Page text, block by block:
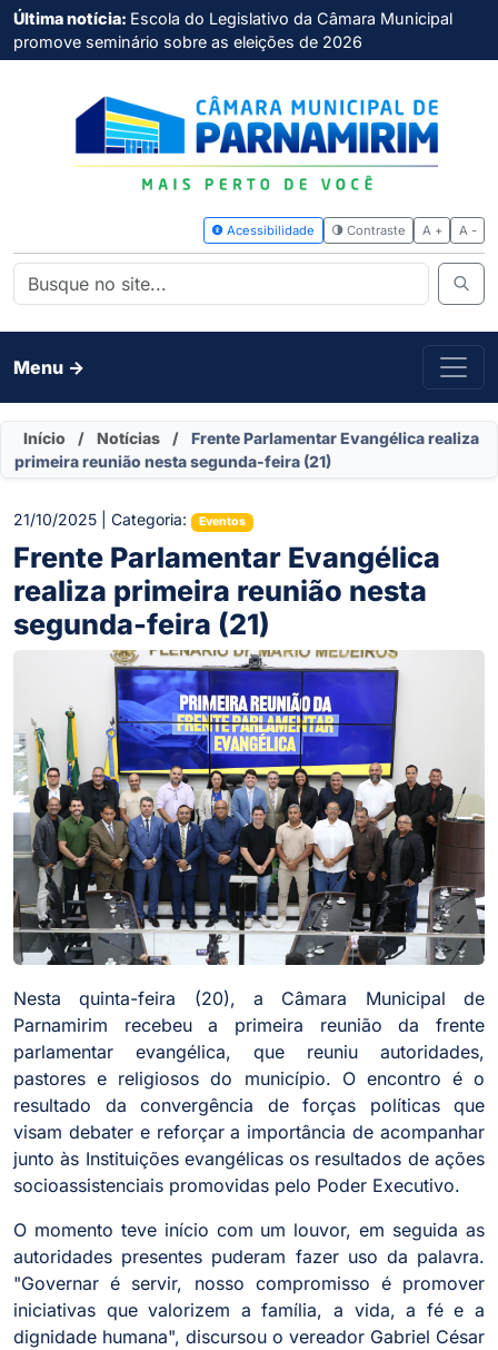
Última notícia: Escola do Legislativo da Câmara Municipal
promove seminário sobre as eleições de 2026
Menu ->
Início / Notícias /
Frente Parlamentar Evangélica realiza
primeira reunião nesta segunda-feira (21)
21/10/2025 | Categoria: Eventos
Frente Parlamentar Evangélica
realiza primeira reunião nesta
segunda-feira (21)
Nesta quinta-feira (20), a Câmara Municipal de
Parnamirim recebeu a primeira reunião da frente
parlamentar evangélica, que reuniu autoridades,
pastores e religiosos do município. O encontro é o
resultado da convergência de forças políticas que
visam debater e reforçar a importância de acompanhar
junto às Instituições evangélicas os resultados de ações
socioassistenciais promovidas pelo Poder Executivo.
O momento teve início com um louvor, em seguida as
autoridades presentes puderam fazer uso da palavra.
"Governar é servir, nosso compromisso é promover
iniciativas que valorizem a família, a vida, a fé e a
dignidade humana", discursou o vereador Gabriel César